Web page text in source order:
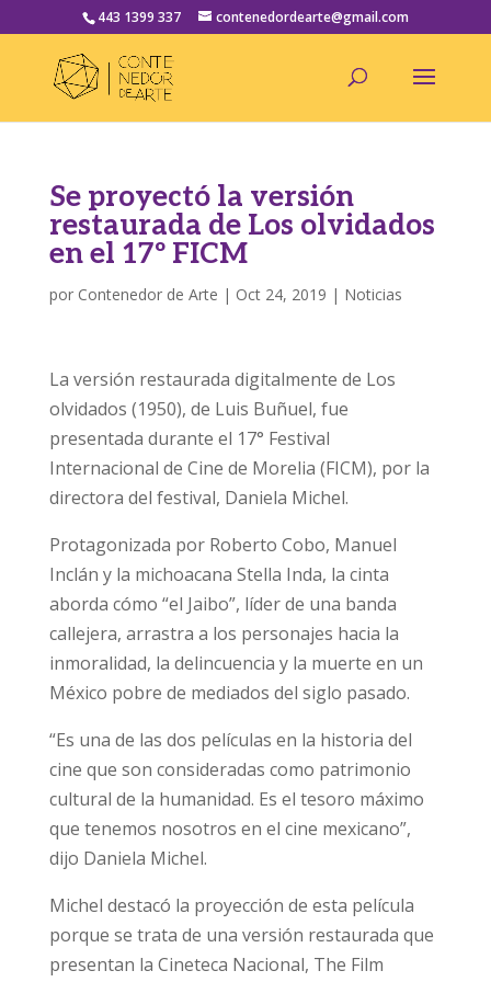
443 1399 337 contenedordearte@gmail.com
Se proyectó la versión
restaurada de Los olvidados
en el 17º FICM
por Contenedor de Arte | Oct 24, 2019 | Noticias
La versión restaurada digitalmente de Los
olvidados (1950), de Luis Buñuel, fue
presentada durante el 17° Festival
Internacional de Cine de Morelia (FICM), por la
directora del festival, Daniela Michel.
Protagonizada por Roberto Cobo, Manuel
Inclán y la michoacana Stella Inda, la cinta
aborda cómo “el Jaibo”, líder de una banda
callejera, arrastra a los personajes hacia la
inmoralidad, la delincuencia y la muerte en un
México pobre de mediados del siglo pasado.
“Es una de las dos películas en la historia del
cine que son consideradas como patrimonio
cultural de la humanidad. Es el tesoro máximo
que tenemos nosotros en el cine mexicano”,
dijo Daniela Michel.
Michel destacó la proyección de esta película
porque se trata de una versión restaurada que
presentan la Cineteca Nacional, The Film